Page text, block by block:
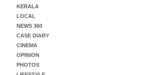
KERALA
LOCAL
NEWS 360
CASE DIARY
CINEMA
OPINION
PHOTOS